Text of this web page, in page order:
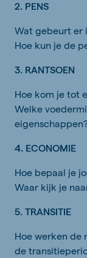
2. PENS
Wat gebeurt er
Hoe kun je de
3. RANTSOEN
Hoe kom je tot
Welke
4. ECONOMIE
Hoe bepaal je
Waar kijk je
5. TRANSITIE
Hoe werken de
de